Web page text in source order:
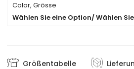
Color, Grösse
Wählen Sie eine Option/ Wählen
Größentabelle